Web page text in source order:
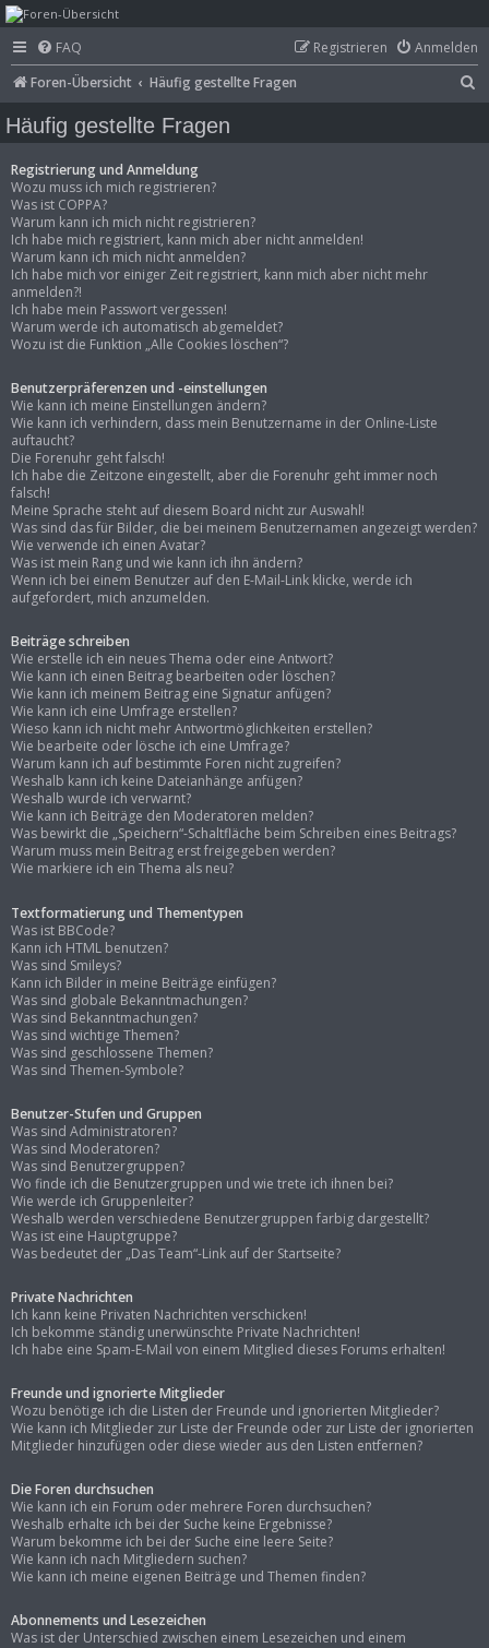
mega-hz - classic
computer &
electronics
FAQ Anmelden
Registrieren
Foren-Übersicht
Häufig gestellte Fragen
Häufig gestellte Fragen
Registrierung und Anmeldung
Wozu muss ich mich registrieren?
Was ist COPPA?
Warum kann ich mich nicht registrieren?
Ich habe mich registriert, kann mich aber nicht anmelden!
Warum kann ich mich nicht anmelden?
Ich habe mich vor einiger Zeit registriert, kann mich aber nicht mehr
anmelden?!
Ich habe mein Passwort vergessen!
Warum werde ich automatisch abgemeldet?
Wozu ist die Funktion „Alle Cookies löschen“?
Benutzerpräferenzen und -einstellungen
Wie kann ich meine Einstellungen ändern?
Wie kann ich verhindern, dass mein Benutzername in der Online-Liste
auftaucht?
Die Forenuhr geht falsch!
Ich habe die Zeitzone eingestellt, aber die Forenuhr geht immer noch
falsch!
Meine Sprache steht auf diesem Board nicht zur Auswahl!
Was sind das für Bilder, die bei meinem Benutzernamen angezeigt werden?
Wie verwende ich einen Avatar?
Was ist mein Rang und wie kann ich ihn ändern?
Wenn ich bei einem Benutzer auf den E-Mail-Link klicke, werde ich
aufgefordert, mich anzumelden.
Beiträge schreiben
Wie erstelle ich ein neues Thema oder eine Antwort?
Wie kann ich einen Beitrag bearbeiten oder löschen?
Wie kann ich meinem Beitrag eine Signatur anfügen?
Wie kann ich eine Umfrage erstellen?
Wieso kann ich nicht mehr Antwortmöglichkeiten erstellen?
Wie bearbeite oder lösche ich eine Umfrage?
Warum kann ich auf bestimmte Foren nicht zugreifen?
Weshalb kann ich keine Dateianhänge anfügen?
Weshalb wurde ich verwarnt?
Wie kann ich Beiträge den Moderatoren melden?
Was bewirkt die „Speichern“-Schaltfläche beim Schreiben eines Beitrags?
Warum muss mein Beitrag erst freigegeben werden?
Wie markiere ich ein Thema als neu?
Textformatierung und Thementypen
Was ist BBCode?
Kann ich HTML benutzen?
Was sind Smileys?
Kann ich Bilder in meine Beiträge einfügen?
Was sind globale Bekanntmachungen?
Was sind Bekanntmachungen?
Was sind wichtige Themen?
Was sind geschlossene Themen?
Was sind Themen-Symbole?
Benutzer-Stufen und Gruppen
Was sind Administratoren?
Was sind Moderatoren?
Was sind Benutzergruppen?
Wo finde ich die Benutzergruppen und wie trete ich ihnen bei?
Wie werde ich Gruppenleiter?
Weshalb werden verschiedene Benutzergruppen farbig dargestellt?
Was ist eine Hauptgruppe?
Was bedeutet der „Das Team“-Link auf der Startseite?
Private Nachrichten
Ich kann keine Privaten Nachrichten verschicken!
Ich bekomme ständig unerwünschte Private Nachrichten!
Ich habe eine Spam-E-Mail von einem Mitglied dieses Forums erhalten!
Freunde und ignorierte Mitglieder
Wozu benötige ich die Listen der Freunde und ignorierten Mitglieder?
Wie kann ich Mitglieder zur Liste der Freunde oder zur Liste der ignorierten
Mitglieder hinzufügen oder diese wieder aus den Listen entfernen?
Die Foren durchsuchen
Wie kann ich ein Forum oder mehrere Foren durchsuchen?
Weshalb erhalte ich bei der Suche keine Ergebnisse?
Warum bekomme ich bei der Suche eine leere Seite?
Wie kann ich nach Mitgliedern suchen?
Wie kann ich meine eigenen Beiträge und Themen finden?
Abonnements und Lesezeichen
Was ist der Unterschied zwischen einem Lesezeichen und einem